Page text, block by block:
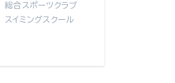
総合スポーツクラブ
スイミングスクール